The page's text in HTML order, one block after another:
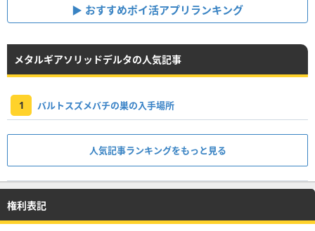
おすすめポイ活アプリランキング
メタルギアソリッドデルタの人気記事
1 バルトスズメバチの巣の入手場所
人気記事ランキングをもっと見る
権利表記